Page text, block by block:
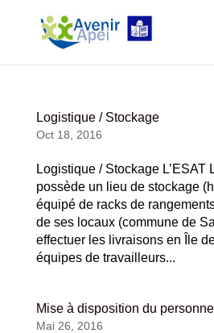
Logistique / Stockage
Oct 18, 2016
Logistique / Stockage L’ESAT
possède un lieu de stockage
équipé de racks de
de ses locaux (commune de
effectuer les livraisons en Île
équipes de travailleurs...
Mise à disposition du personnel
Mai 26, 2016